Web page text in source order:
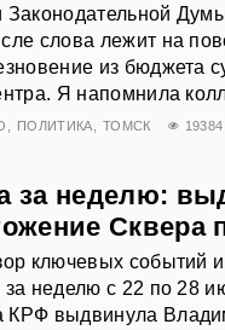
слова лежит на
из бюджета
Я напомнила
ПОЛИТИКА ТОМСК 19384
за неделю:
Сквера
ключевых событий
неделю с 22 по 28
КРФ выдвинула